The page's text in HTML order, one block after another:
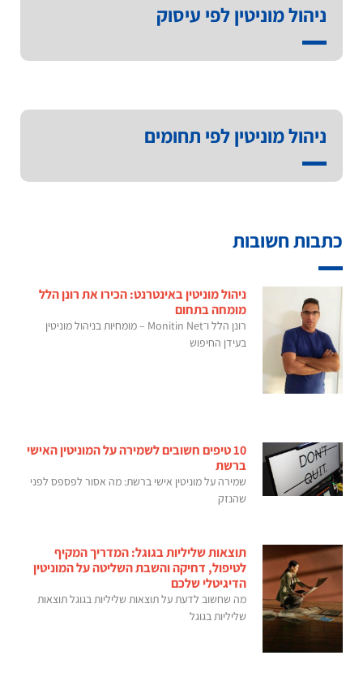
ניהול מוניטין לפי עיסוק
ניהול מוניטין לפי תחומים
כתבות חשובות
ניהול מוניטין באינטרנט: הכירו את רונן הלל
מומחה בתחום
רונן הלל ו־Monitin Net – מומחיות בניהול מוניטין
בעידן החיפוש
10 טיפים חשובים לשמירה על המוניטין האישי
ברשת
שמירה על מוניטין אישי ברשת: מה אסור לפספס לפני
שהנזק
תוצאות שליליות בגוגל: המדריך המקיף
לטיפול, דחיקה והשבת השליטה על המוניטין
הדיגיטלי שלכם
מה שחשוב לדעת על תוצאות שליליות בגוגל תוצאות
שליליות בגוגל